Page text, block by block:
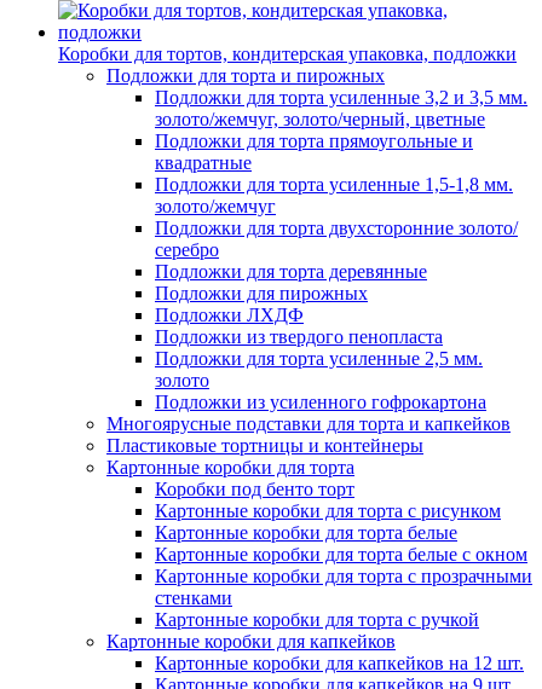
Коробки для тортов, кондитерская упаковка, подложки
Подложки для торта и пирожных
Подложки для торта усиленные 3,2 и 3,5 мм.
золото/жемчуг, золото/черный, цветные
Подложки для торта прямоугольные и
квадратные
Подложки для торта усиленные 1,5-1,8 мм.
золото/жемчуг
Подложки для торта двухсторонние золото/
серебро
Подложки для торта деревянные
Подложки для пирожных
Подложки ЛХДФ
Подложки из твердого пенопласта
Подложки для торта усиленные 2,5 мм.
золото
Подложки из усиленного гофрокартона
Многоярусные подставки для торта и капкейков
Пластиковые тортницы и контейнеры
Картонные коробки для торта
Коробки под бенто торт
Картонные коробки для торта с рисунком
Картонные коробки для торта белые
Картонные коробки для торта белые с окном
Картонные коробки для торта с прозрачными
стенками
Картонные коробки для торта с ручкой
Картонные коробки для капкейков
Картонные коробки для капкейков на 12 шт.
Картонные коробки для капкейков на 9 шт.